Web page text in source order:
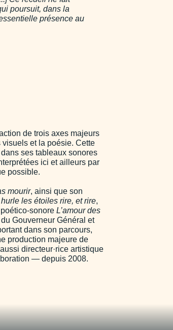
poursuit, dans la
présence au
de trois axes majeurs
et la poésie. Cette
ses tableaux sonores
ici et ailleurs par
possible.
mourir, ainsi que son
les étoiles rire, et rire,
poético-sonoreL’amour des
Gouverneur Général et
dans son parcours,
production majeure de
directeur·rice artistique
— depuis 2008.